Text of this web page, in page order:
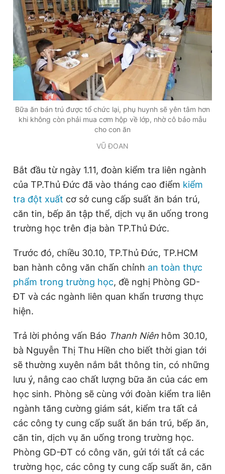
Bữa ăn bán trú được tổ chức lại, phụ huynh sẽ yên tâm hơn
khi không còn phải mua cơm hộp về lớp, nhờ cô bảo mẫu
cho con ăn
VŨ ĐOAN
Bắt đầu từ ngày 1.11, đoàn kiểm tra liên ngành
của TP.Thủ Đức đã vào tháng cao điểm kiểm
tra đột xuất cơ sở cung cấp suất ăn bán trú,
căn tin, bếp ăn tập thể, dịch vụ ăn uống trong
trường học trên địa bàn TP.Thủ Đức.
Trước đó, chiều 30.10, TP.Thủ Đức, TP.HCM
ban hành công văn chấn chỉnh an toàn thực
phẩm trong trường học, đề nghị Phòng GD-
ĐT và các ngành liên quan khẩn trương thực
hiện.
Trả lời phỏng vấn Báo Thanh Niên hôm 30.10,
bà Nguyễn Thị Thu Hiền cho biết thời gian tới
sẽ thường xuyên nắm bắt thông tin, có những
lưu ý, nâng cao chất lượng bữa ăn của các em
học sinh. Phòng sẽ cùng với đoàn kiểm tra liên
ngành tăng cường giám sát, kiểm tra tất cả
các công ty cung cấp suất ăn bán trú, bếp ăn,
căn tin, dịch vụ ăn uống trong trường học.
Phòng GD-ĐT có công văn, gửi tới tất cả các
trường học, các công ty cung cấp suất ăn, căn